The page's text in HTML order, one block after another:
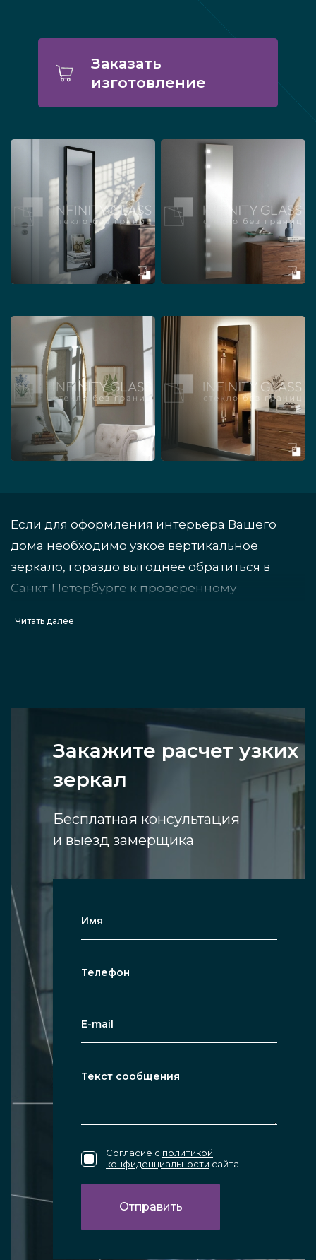
Заказать
изготовление
Читать далее
Если для оформления интерьера Вашего
дома необходимо узкое вертикальное
зеркало, гораздо выгоднее обратиться в
Санкт-Петербурге к проверенному
купить конструкцию нужной формы и
Виды интерьерных узких
зеркал
По размеру изделие может быть
компактным, среднеразмерным,
рамы зеркала – рамная и безрамная
металл, дерево.
алюминий, титан, золото и др.
По месту установки – настенное,
По наличию дополнительных опций –
подсветка, увеличение, а также
различные другие дополнения.
Закажите расчет узких
зеркал
Бесплатная консультация
и выезд замерщика
Согласие с политикой
конфиденциальности сайта